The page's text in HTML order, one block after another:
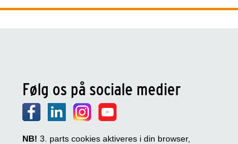
Følg os på sociale medier
NB! 3. parts cookies aktiveres i din browser,